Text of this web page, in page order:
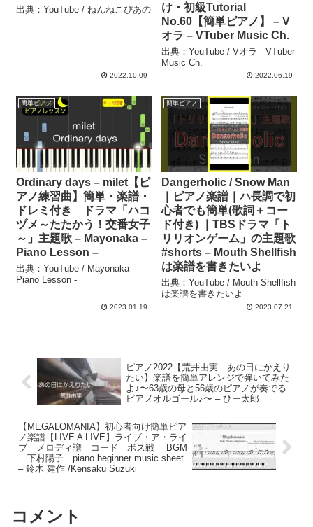
出典：YouTube / ねんねこぴあの
2022.10.09
け・初級Tutorial
No.60【簡単ピアノ】 – V
オラ – VTuber Music Ch.
出典：YouTube / Vオラ - VTuber
Music Ch.
2022.06.19
簡単ピアノ
Ordinary days – milet【ピ
アノ練習曲】簡単・楽譜・
ドレミ付き ドラマ「ハコ
ヅメ～たたかう！交番女子
～」主題歌 – Mayonaka –
Piano Lesson –
出典：YouTube / Mayonaka -
Piano Lesson -
2023.01.19
簡単ピアノ
Dangerholic / Snow Man
｜ピアノ楽譜｜ハ長調で初
心者でも簡単(歌詞＋コー
ド付き) ｜TBSドラマ「ト
リリオンゲーム」の主題歌
#shorts – Mouth Shellfish
は楽譜を書きたいよ
出典：YouTube / Mouth Shellfish
は楽譜を書きたいよ
2023.07.21
ピアノ2022【荒井由実 あの日にかえり
たい】楽譜を簡単アレンジで弾いてみた
よ♪〜63歳の母と56歳のピアノが奏でる
ピアノオルゴール♪〜 – ひー太郎
【MEGALOMANIA】初心者向け簡単ピア
ノ楽譜【LIVE A LIVE】ライブ・ア・ライ
ブ メロディ譜 コード ボス戦 BGM
下村陽子 piano beginner music sheet
– 鈴木 建作 /Kensaku Suzuki
コメント